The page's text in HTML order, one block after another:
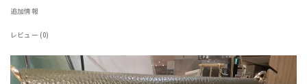
追加情報
レビュー (0)
動
画